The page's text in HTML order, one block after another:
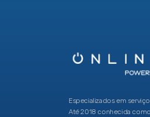
Especializados em
Até 2018 conhecida